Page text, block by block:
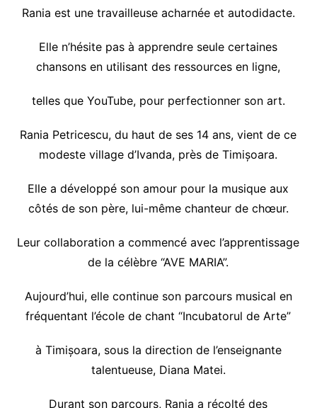
Rania est une travailleuse acharnée et autodidacte.
Elle n’hésite pas à apprendre seule certaines
chansons en utilisant des ressources en ligne,
telles que YouTube, pour perfectionner son art.
Rania Petricescu, du haut de ses 14 ans, vient de ce
modeste village d’Ivanda, près de Timișoara.
Elle a développé son amour pour la musique aux
côtés de son père, lui-même chanteur de chœur.
Leur collaboration a commencé avec l’apprentissage
de la célèbre “AVE MARIA”.
Aujourd’hui, elle continue son parcours musical en
fréquentant l’école de chant “Incubatorul de Arte”
à Timișoara, sous la direction de l’enseignante
talentueuse, Diana Matei.
Durant son parcours, Rania a récolté des